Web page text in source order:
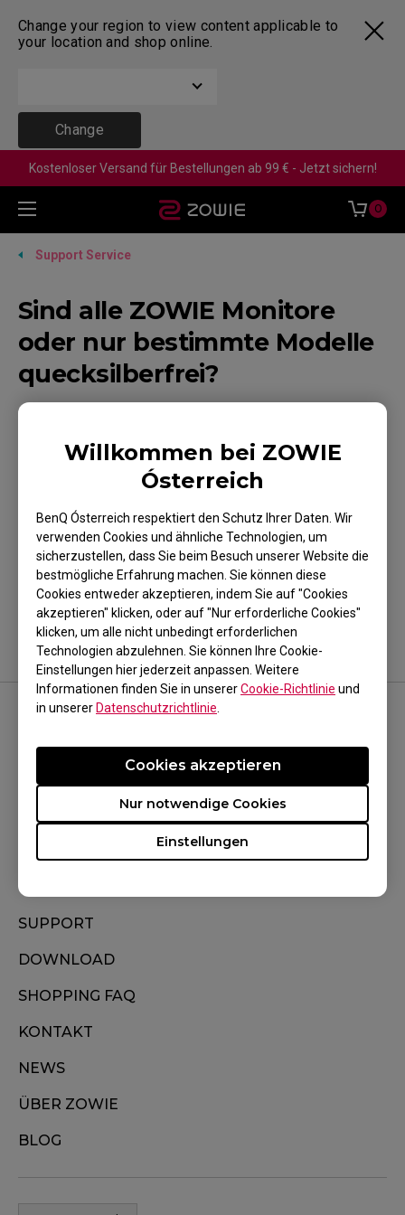
Change your region to view content applicable to
your location and shop online.
Change
Willkommen bei ZOWIE
Ósterreich
BenQ Ósterreich respektiert den Schutz Ihrer Daten. Wir
verwenden Cookies und ähnliche Technologien, um
sicherzustellen, dass Sie beim Besuch unserer Website die
bestmögliche Erfahrung machen. Sie können diese
Cookies entweder akzeptieren, indem Sie auf "Cookies
akzeptieren" klicken, oder auf "Nur erforderliche Cookies"
klicken, um alle nicht unbedingt erforderlichen
Technologien abzulehnen. Sie können Ihre Cookie-
Einstellungen hier jederzeit anpassen. Weitere
Informationen finden Sie in unsererCookie-Richtlinie und
in unserer Datenschutzrichtlinie
Einstellungen
Nur notwendige Cookies
Cookies akzeptieren
Kostenloser Versand für Bestellungen ab 99 € - Jetzt sichern!
0
Support Service
Sind alle ZOWIE Monitore
oder nur bestimmte Modelle
quecksilberfrei?
War es hilfreich?
Ja Nein
BESTELLUNG VERFOLGEN
SUPPORT
DOWNLOAD
SHOPPING FAQ
KONTAKT
NEWS
ÜBER ZOWIE
BLOG